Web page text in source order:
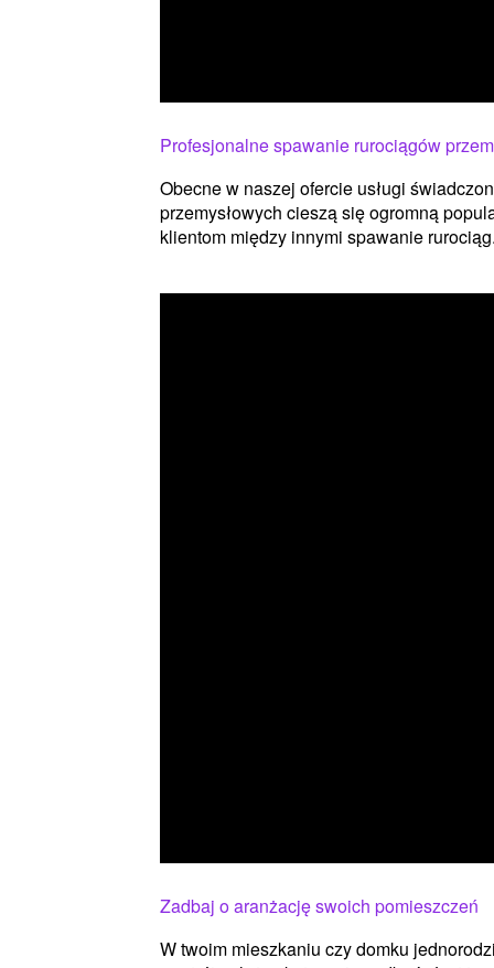
Profesjonalne spawanie rurociągów
Obecne w naszej ofercie usługi
przemysłowych cieszą się ogromną
klientom między innymi spawanie
Zadbaj o aranżację swoich pomieszczeń
W twoim mieszkaniu czy domku